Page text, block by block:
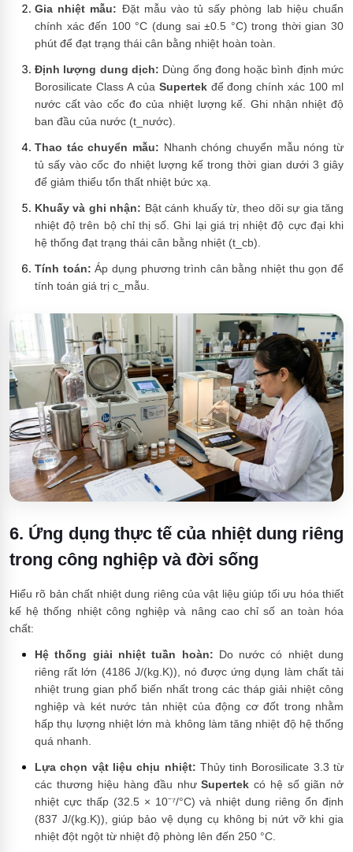
Gia nhiệt mẫu: Đặt mẫu vào tủ sấy phòng lab hiệu chuẩn
chính xác đến 100 °C (dung sai ±0.5 °C) trong thời gian 30
phút để đạt trạng thái cân bằng nhiệt hoàn toàn.
Định lượng dung dịch: Dùng ống đong hoặc bình định mức
Borosilicate Class A của Supertekđể đong chính xác 100 ml
nước cất vào cốc đo của nhiệt lượng kế. Ghi nhận nhiệt độ
ban đầu của nước (t_nước).
Thao tác chuyển mẫu: Nhanh chóng chuyển mẫu nóng từ
tủ sấy vào cốc đo nhiệt lượng kế trong thời gian dưới 3 giây
để giảm thiểu tổn thất nhiệt bức xạ.
Khuấy và ghi nhận: Bật cánh khuấy từ, theo dõi sự gia tăng
nhiệt độ trên bộ chỉ thị số. Ghi lại giá trị nhiệt độ cực đại khi
hệ thống đạt trạng thái cân bằng nhiệt (t_cb).
Tính toán: Áp dụng phương trình cân bằng nhiệt thu gọn để
tính toán giá trị c_mẫu.
6. Ứng dụng thực tế của nhiệt dung riêng
trong công nghiệp và đời sống
Hiểu rõ bản chất nhiệt dung riêng của vật liệu giúp tối ưu hóa thiết
kế hệ thống nhiệt công nghiệp và nâng cao chỉ số an toàn hóa
chất:
Hệ thống giải nhiệt tuần hoàn: Do nước có nhiệt dung
riêng rất lớn (4186 J/(kg.K)), nó được ứng dụng làm chất tải
nhiệt trung gian phổ biến nhất trong các tháp giải nhiệt công
nghiệp và két nước tản nhiệt của động cơ đốt trong nhằm
hấp thụ lượng nhiệt lớn mà không làm tăng nhiệt độ hệ thống
quá nhanh.
Lựa chọn vật liệu chịu nhiệt: Thủy tinh Borosilicate 3.3 từ
các thương hiệu hàng đầu nhưSupertek có hệ số giãn nở
nhiệt cực thấp (32.5 × 10⁻⁷/°C) và nhiệt dung riêng ổn định
(837 J/(kg.K)), giúp bảo vệ dụng cụ không bị nứt vỡ khi gia
nhiệt đột ngột từ nhiệt độ phòng lên đến 250 °C.